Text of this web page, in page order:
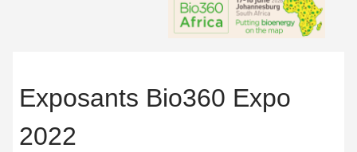
Exposants Bio360 Expo
2022